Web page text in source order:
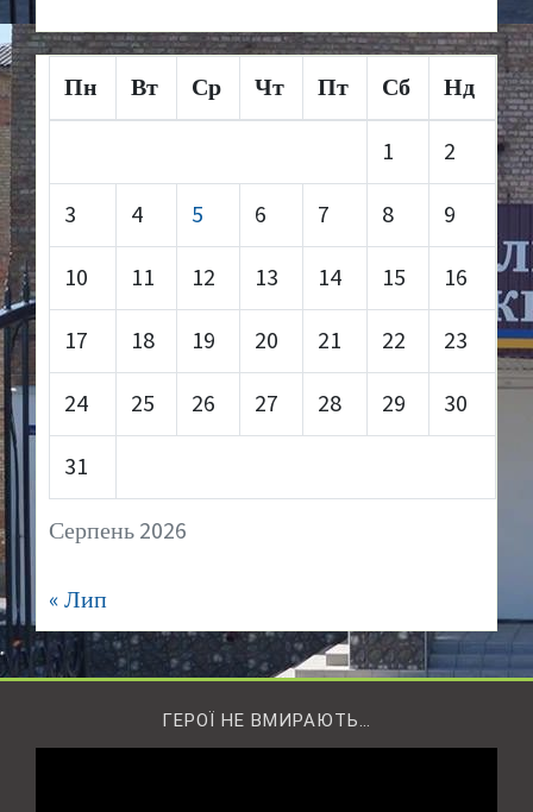
Серпень 2026
Пн Вт Ср Чт Пт Сб Нд
1 2
3 4 5 6 7 8 9
10 11 12 13 14 15 16
17 18 19 20 21 22 23
24 25 26 27 28 29 30
31
« Лип
ГЕРОЇ НЕ ВМИРАЮТЬ…